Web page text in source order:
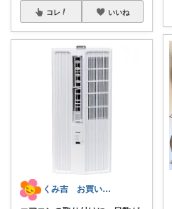
コレ いいね
くみ吉 お買い物ありがとうございます🎀